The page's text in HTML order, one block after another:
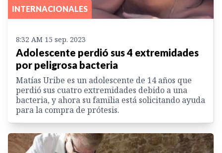
INTERNACIONALES
8:32 AM 15 sep. 2023
Adolescente perdió sus 4 extremidades
por peligrosa bacteria
Matías Uribe es un adolescente de 14 años que
perdió sus cuatro extremidades debido a una
bacteria, y ahora su familia está solicitando ayuda
para la compra de prótesis.